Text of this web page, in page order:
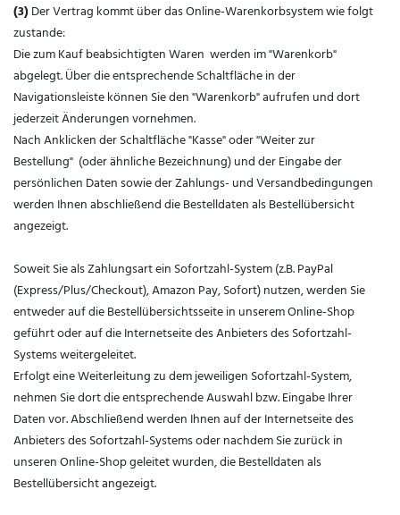
(3)Der Vertrag kommt über das Online-Warenkorbsystem wie folgt
zustande:
Die zum Kauf beabsichtigten Waren werden im "Warenkorb"
abgelegt. Über die entsprechende Schaltfläche in der
Navigationsleiste können Sie den "Warenkorb" aufrufen und dort
jederzeit Änderungen vornehmen.
Nach Anklicken der Schaltfläche "Kasse" oder "Weiter zur
Bestellung" (oder ähnliche Bezeichnung)und der Eingabe der
persönlichen Daten sowie der Zahlungs- und Versandbedingungen
werden Ihnen abschließend die Bestelldaten als Bestellübersicht
angezeigt.
Soweit Sie als Zahlungsart ein Sofortzahl-System (z.B. PayPal
(Express/Plus/Checkout), Amazon Pay, Sofort) nutzen, werden Sie
entweder auf die Bestellübersichtsseite in unserem Online-Shop
geführt oder auf die Internetseite des Anbieters des Sofortzahl-
Systems weitergeleitet.
Erfolgt eine Weiterleitung zu dem jeweiligen Sofortzahl-System,
nehmen Sie dort die entsprechende Auswahl bzw. Eingabe Ihrer
Daten vor. Abschließend werden Ihnen auf der Internetseite des
Anbieters des Sofortzahl-Systems oder nachdem Sie zurück in
unseren Online-Shop geleitet wurden, die Bestelldaten als
Bestellübersicht angezeigt.